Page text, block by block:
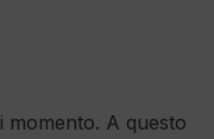
momento. A questo